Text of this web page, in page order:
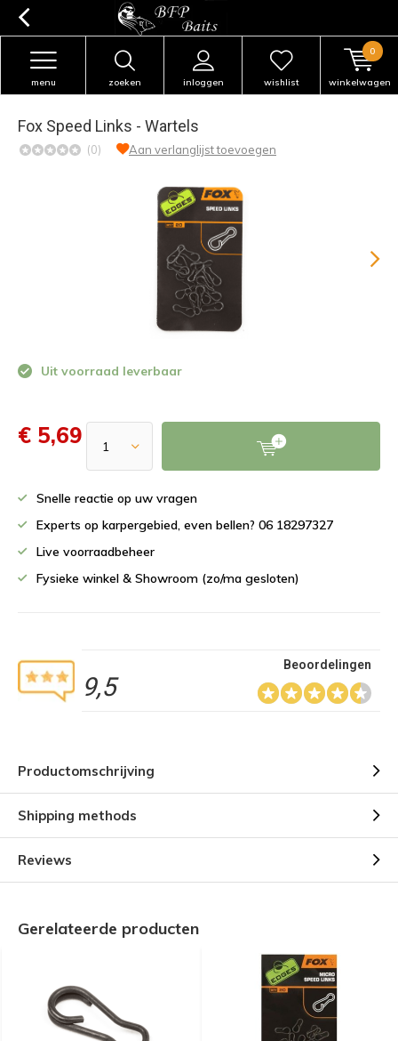
zoeken inloggen
menu wishlist winkelwagen
0
Fox Speed Links - Wartels
(0) Aan verlanglijst toevoegen
Uit voorraad leverbaar
€ 5,69
Snelle reactie op uw vragen
Experts op karpergebied, even bellen? 06 18297327
Live voorraadbeheer
Fysieke winkel & Showroom (zo/ma gesloten)
9,5
Beoordelingen
Productomschrijving
Shipping methods
Reviews
Gerelateerde producten